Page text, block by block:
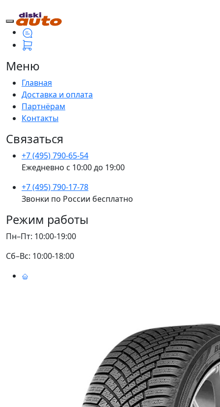
Меню
Главная
Доставка и оплата
Партнёрам
Контакты
Связаться
+7 (495) 790-65-54
Ежедневно с 10:00 до 19:00
+7 (495) 790-17-78
Звонки по России бесплатно
Режим работы
Пн–Пт: 10:00-19:00
Сб–Вс: 10:00-18:00